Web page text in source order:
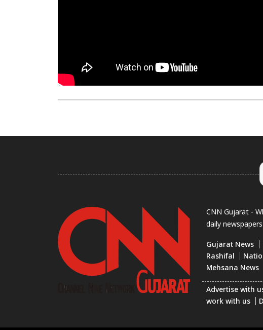
CNN Gujarat -
daily
Gujarat News
Rashifal
Mehsana News
Advertise with
work with us